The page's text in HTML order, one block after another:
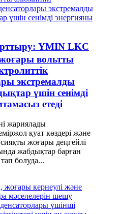
YMIN LKC
вольтты
экстремалды
үшін сенімді
етеді
жариялады
қуат көздері және
жоғары деңгейлі
жабдықтар барған
болуда...